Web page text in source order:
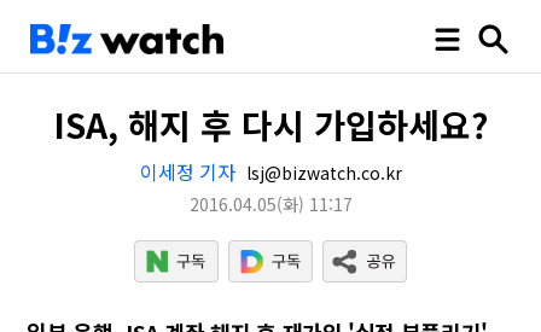
ISA, 해지 후 다시 가입하세요?
이세정 기자 lsj@bizwatch.co.kr
2016.04.05(화) 11:17